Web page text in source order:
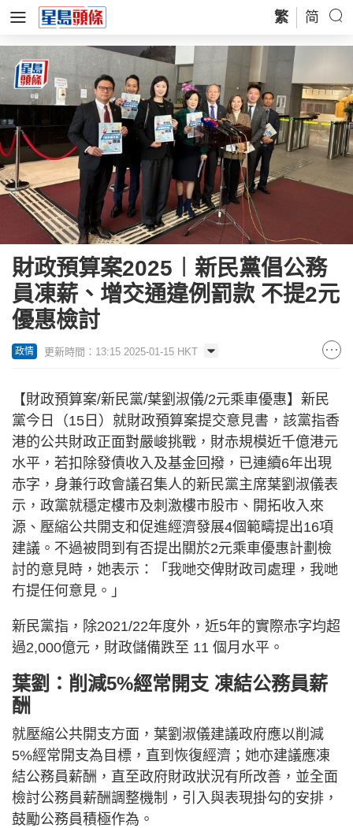
繁 简
財政預算案2025︱新民黨倡公務
員凍薪、增交通違例罰款 不提2元
優惠檢討
政情 更新時間：13:15 2025-01-15 HKT
【財政預算案/新民黨/葉劉淑儀/2元乘車優惠】新民
黨今日（15日）就財政預算案提交意見書，該黨指香
港的公共財政正面對嚴峻挑戰，財赤規模近千億港元
水平，若扣除發債收入及基金回撥，已連續6年出現
赤字，身兼行政會議召集人的新民黨主席葉劉淑儀表
示，政黨就穩定樓市及刺激樓市股市、開拓收入來
源、壓縮公共開支和促進經濟發展4個範疇提出16項
建議。不過被問到有否提出關於2元乘車優惠計劃檢
討的意見時，她表示：「我哋交俾財政司處理，我哋
冇提任何意見。」
新民黨指，除2021/22年度外，近5年的實際赤字均超
過2,000億元，財政儲備跌至 11 個月水平。
葉劉：削減5%經常開支 凍結公務員薪
酬
就壓縮公共開支方面，葉劉淑儀建議政府應以削減
5%經常開支為目標，直到恢復經濟；她亦建議應凍
結公務員薪酬，直至政府財政狀況有所改善，並全面
檢討公務員薪酬調整機制，引入與表現掛勾的安排，
鼓勵公務員積極作為。